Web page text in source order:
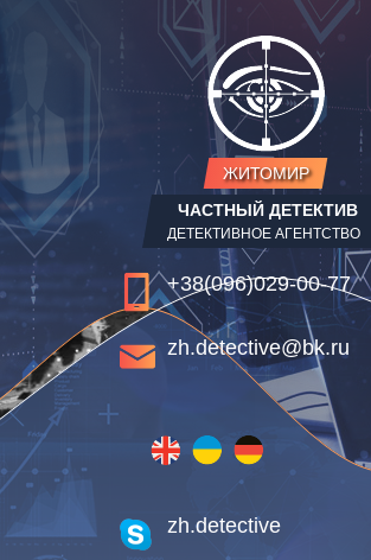
ЖИТОМИР
ЧАСТНЫЙ ДЕТЕКТИВ
ДЕТЕКТИВНОЕ АГЕНТСТВО
+38(096)029-00-77
zh.detective@bk.ru
zh.detective